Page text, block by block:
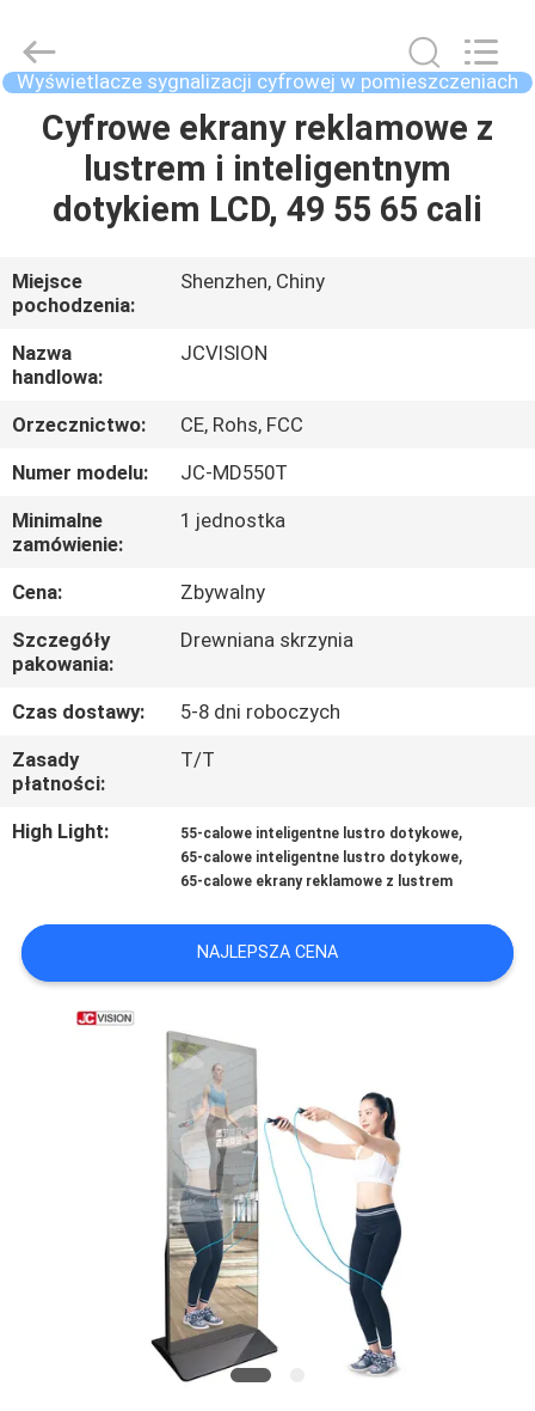
DOM
PRODUKTY
O
NAS
WYCIECZKA
PO
FABRYCE
KONTROLA
JAKOŚCI
SKONTAKTUJ
SIĘ
Z
NAMI
AKTUALNOŚCI
WSZYSTKIE
PRZYPADKI
PRYWATNOŚCI
Interactive
Technology
Co.,
Ltd..
Reserved.
Wyświetlacze sygnalizacji cyfrowej w pomieszczeniach
Cyfrowe ekrany reklamowe z
lustrem i inteligentnym
dotykiem LCD, 49 55 65 cali
Miejsce
pochodzenia:
Shenzhen, Chiny
Nazwa
handlowa:
JCVISION
Orzecznictwo:
CE, Rohs, FCC
Numer modelu:
JC-MD550T
Minimalne
zamówienie:
1 jednostka
Cena:
Zbywalny
Szczegóły
pakowania:
Drewniana skrzynia
Czas dostawy:
5-8 dni roboczych
Zasady
płatności:
T/T
High Light: 55-calowe inteligentne lustro dotykowe,
65-calowe inteligentne lustro dotykowe,
65-calowe ekrany reklamowe z lustrem
NAJLEPSZA CENA